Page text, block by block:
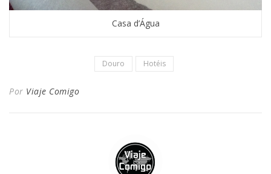
Casa d’Água
Douro Hotéis
Por Viaje Comigo